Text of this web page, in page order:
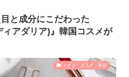
と成分にこだわった
ィアダリア)』韓国コスメが
メイク・コスメ・美容